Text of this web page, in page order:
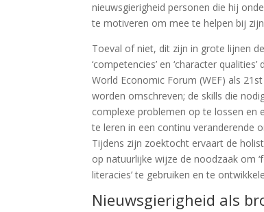
nieuwsgierigheid personen die hij
te motiveren om mee te helpen bij
Toeval of niet, dit zijn in grote lijnen de
‘competencies’ en ‘character
World Economic Forum (WEF) als
worden omschreven; de skills die
complexe problemen op te lossen en
te leren in een continu veranderende
Tijdens zijn zoektocht ervaart de
op natuurlijke wijze de noodzaak om
literacies’ te gebruiken en te
Nieuwsgierigheid als